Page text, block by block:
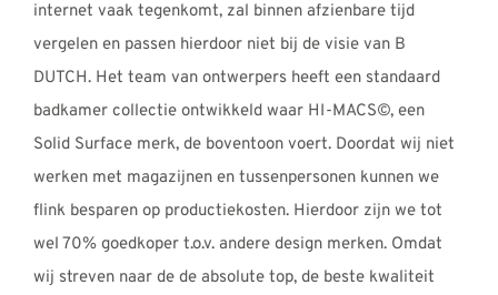
internet vaak tegenkomt, zal binnen afzienbare tijd
vergelen en passen hierdoor niet bij de visie van B
DUTCH. Het team van ontwerpers heeft een standaard
badkamer collectie ontwikkeld waar HI-MACS©, een
Solid Surface merk, de boventoon voert. Doordat wij niet
werken met magazijnen en tussenpersonen kunnen we
flink besparen op productiekosten. Hierdoor zijn we tot
wel 70% goedkoper t.o.v. andere design merken. Omdat
wij streven naar de de absolute top, de beste kwaliteit